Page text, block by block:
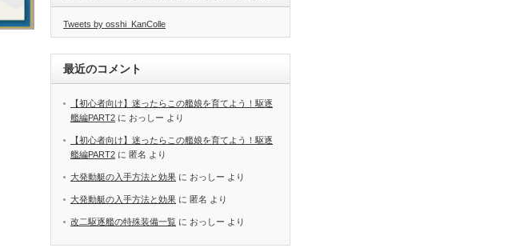
Tweets by osshi_KanColle
最近のコメント
【初心者向け】迷ったらこの艦娘を育てよう！駆逐
艦編PART2 に おっしー より
【初心者向け】迷ったらこの艦娘を育てよう！駆逐
艦編PART2 に 匿名 より
大発動艇の入手方法と効果 に おっしー より
大発動艇の入手方法と効果 に 匿名 より
改二駆逐艦の特殊装備一覧 に おっしー より